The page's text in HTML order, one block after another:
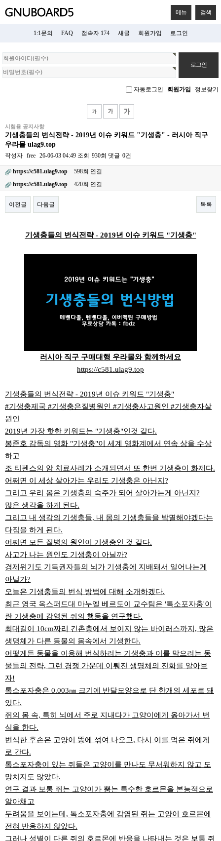
메뉴 검색
1:1문의 FAQ 접속자 174 새글 회원가입 로그인
회
원
로
자동로그인 회원가입 정보찾기
시험용 공지사항
기생충들의 번식전략 - 2019년 이슈 키워드 "기생충" - 러시아 직구
우라몰 ulag9.top
작성자 free 26-06-03 04:49 조회 930회 댓글 0건
https://c581.ulag9.top
598회 연결
https://c581.ulag9.top
420회 연결
이전글 다음글 목록
기생충들의 번식전략 - 2019년 이슈 키워드 "기생충"
러시아 직구 구매대행 우라몰와 함께하세요
https://c581.ulag9.top
기생충들의 번식전략 - 2019년 이슈 키워드 "기생충"
#기생충제국 #기생충은질병원인 #기생충사고원인 #기생충자살
원인
2019년 가장 핫한 키워드는 "기생충"인것 같다.
봉준호 감독의 영화 "기생충"이 세계 영화계에서 연속 상을 수상
하고
조 티펜스의 암 치료사례가 소개되면서 또 한번 기생충이 화제다.
어쩌면 이 세상 살아가는 우리도 기생충은 아닌지?
그리고 우리 몸은 기생충의 숙주가 되어 살아가는게 아닌지?
많은 생각을 하게 된다.
그리고 내 생각의 기생충들, 내 몸의 기생충들을 박멸해야겠다는
다짐을 하게 된다.
어쩌면 모든 질병의 원인이 기생충인 것 같다.
사고가 나는 원인도 기생충이 아닐까?
경제위기도 기득권자들의 뇌가 기생충에 지배돼서 일어나는게
아닐가?
오늘은 기생충들의 번식 방법에 대해 소개하겠다.
최근 영국 옥스퍼드대 마누엘 베르도이 교수팀은 '톡소포자충'이
란 기생충에 감염된 쥐의 행동을 연구했다.
최대길이 10cm짜리 긴촌충에서 보이지 않는 바이러스까지, 많은
생명체가 다른 동물의 몸속에서 기생한다.
어떻게든 동물을 이용해 번식하려는 기생충과 이를 막으려는 동
물들의 전략, 그런 경쟁 가운데 이뤄진 생명체의 진화를 알아보
자!
톡소포자충은 0.003㎜ 크기에 반달모양으로 단 한개의 세포로 돼
있다.
쥐의 몸 속, 특히 뇌에서 주로 지내다가 고양이에게 옮아가서 번
식을 한다.
번식한 후손은 고양이 똥에 섞여 나오고, 다시 이를 먹은 쥐에게
로 간다.
톡소포자충이 있는 쥐들은 고양이를 만나도 무서워하지 않고 도
망치지도 않았다.
연구 결과 보통 쥐는 고양이가 뿜는 특수한 호르몬을 본능적으로
알아채고
두려움을 보이는데, 톡소포자충에 감염된 쥐는 고양이 호르몬에
전혀 반응하지 않았다.
그러나 성별이 다른 쥐의 호르몬에 반응을 나타내는 것은 보통 쥐